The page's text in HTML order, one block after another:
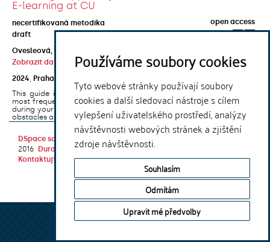
Používáme soubory cookies
Tyto webové stránky používají soubory
cookies a další sledovací nástroje s cílem
vylepšení uživatelského prostředí, analýzy
návštěvnosti webových stránek a zjištění
zdroje návštěvnosti.
Souhlasím
Odmítám
Upravit mé předvolby
E-learning at CU
necertifikovaná metodika
open access
draft
Ovesleová, Hana
Zobrazit další autory
2024
Praha
This guide introduces the e-learning support tools that are used
most frequently at Charles University and that you may encounter
during your studies. It will also help you to avoid the most common
obstacles associated ...
DSpace software
copyright © 2002-
2016
DuraSpace
Kontaktujte nás|Vyjádření názoru